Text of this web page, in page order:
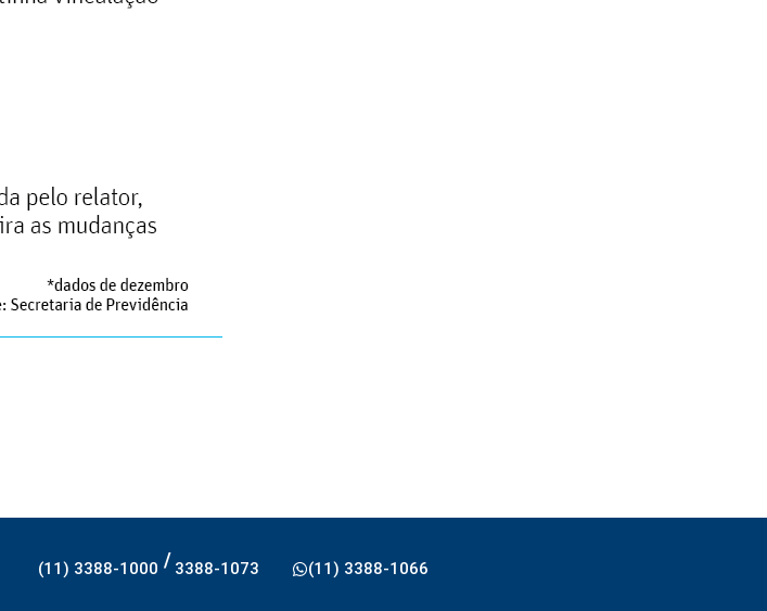
(11) 3388-1000 / 3388-1073 (11) 3388-1066